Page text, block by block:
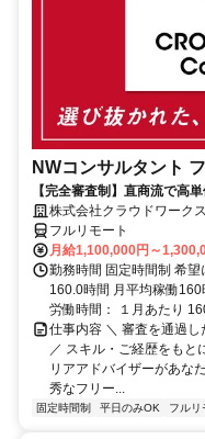
NWコンサルタント
【完全審査制】直商流で高
に合致した案件を多数保有
株式会社クラウドワーク
フルリモート
月給1,100,000円～
勤務時間 固定時間制 希
160.0時間 月平均稼働
労働時間： １月あたり
仕事内容 ＼ 審査を通過
／ スキル・ご経歴をもと
リアアドバイザーがあな
秀なフリー...
固定時間制 平日のみOK フルリ